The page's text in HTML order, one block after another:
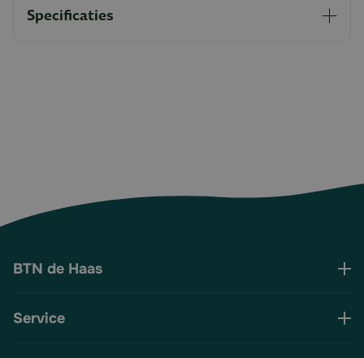
Specificaties
BTN de Haas
Service